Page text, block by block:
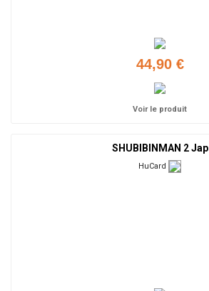
44,90 €
Voir le produit
SHUBIBINMAN 2 Jap
HuCard